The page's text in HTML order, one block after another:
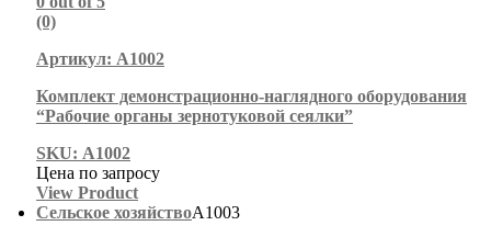
(0)
Артикул: А1002
Комплект демонстрационно-наглядного оборудования
“Рабочие органы зернотуковой сеялки”
SKU: А1002
Цена по запросу
View Product
Сельское хозяйствоА1003